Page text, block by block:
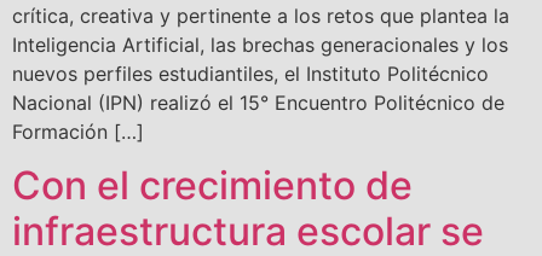
crítica, creativa y pertinente a los retos que plantea la
Inteligencia Artificial, las brechas generacionales y los
nuevos perfiles estudiantiles, el Instituto Politécnico
Nacional (IPN) realizó el 15° Encuentro Politécnico de
Formación […]
Con el crecimiento de
infraestructura escolar se